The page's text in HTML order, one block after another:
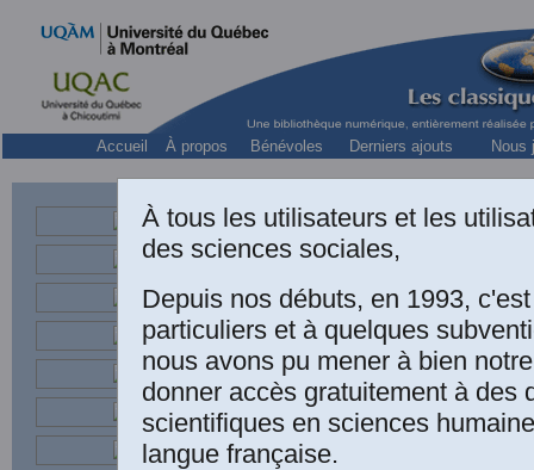
Accueil À propos Bénévoles Derniers ajouts Nous
À tous les utilisateurs et les
des sciences sociales,
Depuis nos débuts, en 1993,
particuliers et à quelques
nous avons pu mener à bien
donner accès gratuitement à des
scientifiques en sciences
langue française.